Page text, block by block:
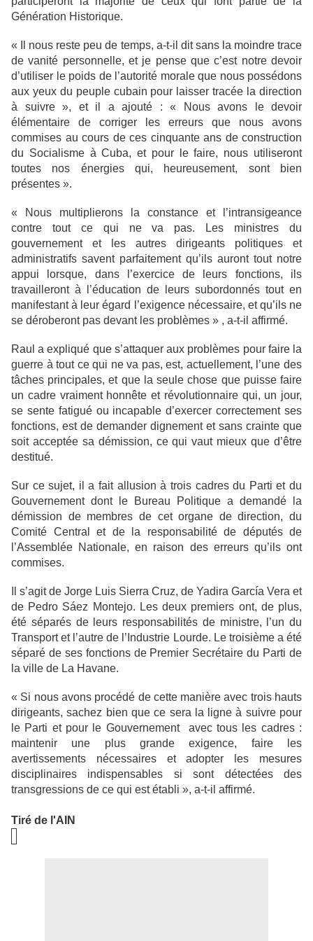
Génération Historique.
« Il nous reste peu de temps, a-t-il dit sans la moindre trace
de vanité personnelle, et je pense que c’est notre devoir
d’utiliser le poids de l’autorité morale que nous possédons
aux yeux du peuple cubain pour laisser tracée la direction
à suivre », et il a ajouté : « Nous avons le devoir
élémentaire de corriger les erreurs que nous avons
commises au cours de ces cinquante ans de construction
du Socialisme à Cuba, et pour le faire, nous utiliseront
toutes nos énergies qui, heureusement, sont bien
présentes ».
« Nous multiplierons la constance et l’intransigeance
contre tout ce qui ne va pas. Les ministres du
gouvernement et les autres dirigeants politiques et
administratifs savent parfaitement qu’ils auront tout notre
appui lorsque, dans l’exercice de leurs fonctions, ils
travailleront à l’éducation de leurs subordonnés tout en
manifestant à leur égard l’exigence nécessaire, et qu’ils ne
se déroberont pas devant les problèmes » , a-t-il affirmé.
Raul a expliqué que s’attaquer aux problèmes pour faire la
guerre à tout ce qui ne va pas, est, actuellement, l’une des
tâches principales, et que la seule chose que puisse faire
un cadre vraiment honnête et révolutionnaire qui, un jour,
se sente fatigué ou incapable d’exercer correctement ses
fonctions, est de demander dignement et sans crainte que
soit acceptée sa démission, ce qui vaut mieux que d’être
destitué.
Sur ce sujet, il a fait allusion à trois cadres du Parti et du
Gouvernement dont le Bureau Politique a demandé la
démission de membres de cet organe de direction, du
Comité Central et de la responsabilité de députés de
l’Assemblée Nationale, en raison des erreurs qu’ils ont
commises.
Il s’agit de Jorge Luis Sierra Cruz, de Yadira García Vera et
de Pedro Sáez Montejo. Les deux premiers ont, de plus,
été séparés de leurs responsabilités de ministre, l’un du
Transport et l’autre de l’Industrie Lourde. Le troisième a été
séparé de ses fonctions de Premier Secrétaire du Parti de
la ville de La Havane.
« Si nous avons procédé de cette manière avec trois hauts
dirigeants, sachez bien que ce sera la ligne à suivre pour
le Parti et pour le Gouvernement avec tous les cadres :
maintenir une plus grande exigence, faire les
avertissements nécessaires et adopter les mesures
disciplinaires indispensables si sont détectées des
transgressions de ce qui est établi », a-t-il affirmé.
Tiré de l'AIN